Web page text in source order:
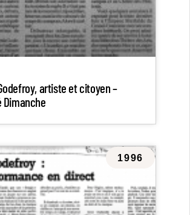
artiste et citoyen –
Dimanche
1996